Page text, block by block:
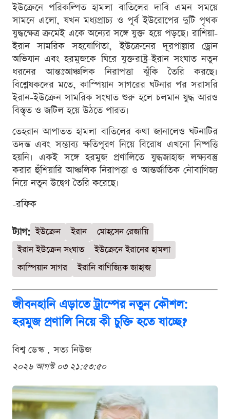
ইউক্রেনে পরিকল্পিত হামলা বাতিলের দাবি এমন সময়ে
সামনে এলো, যখন মধ্যপ্রাচ্য ও পূর্ব ইউরোপের দুটি পৃথক
যুদ্ধক্ষেত্র ক্রমেই একে অন্যের সঙ্গে যুক্ত হয়ে পড়ছে। রাশিয়া-
ইরান সামরিক সহযোগিতা, ইউক্রেনের দূরপাল্লার ড্রোন
অভিযান এবং হরমুজকে ঘিরে যুক্তরাষ্ট্র-ইরান সংঘাত নতুন
ধরনের আন্তঃআঞ্চলিক নিরাপত্তা ঝুঁকি তৈরি করছে।
বিশ্লেষকদের মতে, কাস্পিয়ান সাগরের ঘটনার পর সরাসরি
ইরান-ইউক্রেন সামরিক সংঘাত শুরু হলে চলমান যুদ্ধ আরও
বিস্তৃত ও জটিল হয়ে উঠতে পারত।
তেহরান আপাতত হামলা বাতিলের কথা জানালেও ঘটনাটির
তদন্ত এবং সম্ভাব্য ক্ষতিপূরণ নিয়ে বিরোধ এখনো নিষ্পত্তি
হয়নি। একই সঙ্গে হরমুজ প্রণালিতে যুদ্ধজাহাজ লক্ষ্যবস্তু
করার হুঁশিয়ারি আঞ্চলিক নিরাপত্তা ও আন্তর্জাতিক নৌবাণিজ্য
নিয়ে নতুন উদ্বেগ তৈরি করেছে।
-রফিক
ট্যাগ: ইউক্রেন ইরান
মোহসেন রেজায়ি
ইরান ইউক্রেন সংঘাত
ইউক্রেনে ইরানের হামলা
কাস্পিয়ান সাগর
ইরানি বাণিজ্যিক জাহাজ
জীবনহানি এড়াতে ট্রাম্পের নতুন কৌশল:
হরমুজ প্রণালি নিয়ে কী চুক্তি হতে যাচ্ছে?
বিশ্ব ডেস্ক . সত্য নিউজ
২০২৬ আগস্ট ০৩ ২১:৫৩:৫০